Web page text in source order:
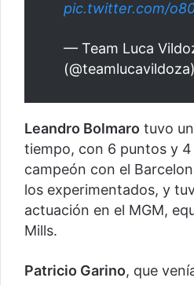
pic.twitter.com/
— Team Luca
(@teamlucavildoza)
Leandro Bolmaro tuvo
tiempo, con 6 puntos y
campeón con el
los experimentados, y
actuación en el MGM,
Mills.
Patricio Garino, que